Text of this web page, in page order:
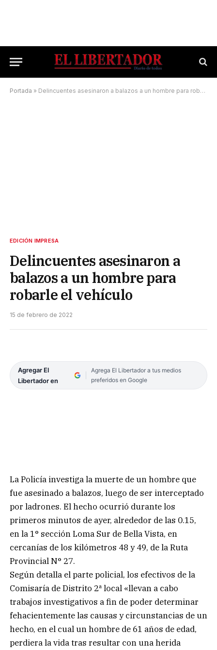
Portada » Delincuentes asesinaron a balazos a un hombre para robarle el vehículo
EDICIÓN IMPRESA
Delincuentes asesinaron a
balazos a un hombre para
robarle el vehículo
15 de febrero de 2022
Agregar El
Libertador en
Agrega El Libertador a tus medios
preferidos en Google
La Policía investiga la muerte de un hombre que
fue asesinado a balazos, luego de ser interceptado
por ladrones. El hecho ocurrió durante los
primeros minutos de ayer, alrededor de las 0.15,
en la 1° sección Loma Sur de Bella Vista, en
cercanías de los kilómetros 48 y 49, de la Ruta
Provincial N° 27.
Según detalla el parte policial, los efectivos de la
Comisaría de Distrito 2ª local «llevan a cabo
trabajos investigativos a fin de poder determinar
fehacientemente las causas y circunstancias de un
hecho, en el cual un hombre de 61 años de edad,
perdiera la vida tras resultar con una herida